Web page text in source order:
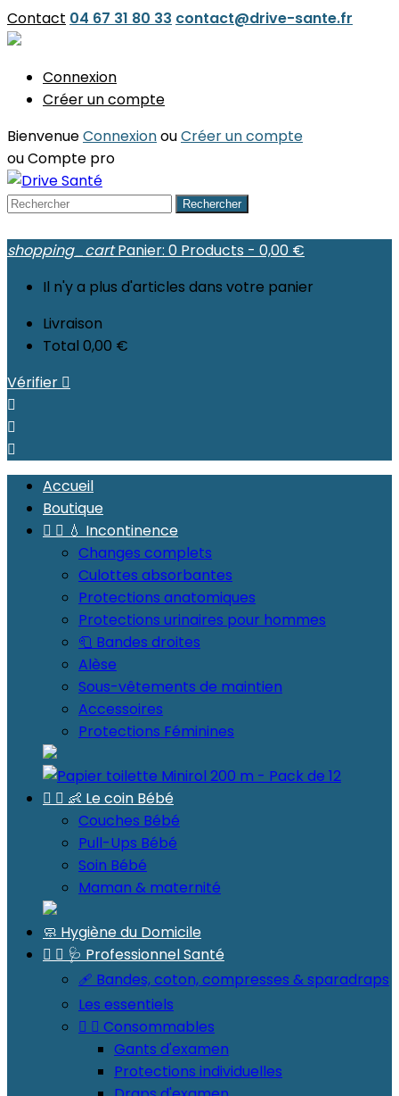
Contact 04 67 31 80 33 contact@drive-sante.fr
Connexion
Créer un compte
BienvenueConnexionouCréer un compte
ouCompte pro
Rechercher
shopping_cart Panier: 0 Products - 0,00 €
Il n'y a plus d'articles dans votre panier
Livraison
Total 0,00 €
Vérifier 



Accueil
Boutique
  💧 Incontinence
Changes complets
Culottes absorbantes
Protections anatomiques
Protections urinaires pour hommes
🧻 Bandes droites
Alèse
Sous-vêtements de maintien
Accessoires
Protections Féminines
  👶 Le coin Bébé
Couches Bébé
Pull-Ups Bébé
Soin Bébé
Maman & maternité
🧼 Hygiène du Domicile
  🩺 Professionnel Santé
🩹 Bandes, coton, compresses & sparadraps
Les essentiels
  Consommables
Gants d'examen
Protections individuelles